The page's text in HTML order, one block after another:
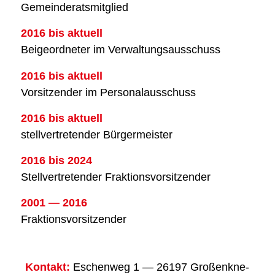
Gemein­de­rats­mit­glied
2016 bis aktu­ell
Bei­geord­ne­ter im Ver­wal­tungs­aus­schuss
2016 bis aktu­ell
Vor­sit­zen­der im Per­so­nal­aus­schuss
2016 bis aktu­ell
stell­ver­tre­ten­der Bür­ger­meis­ter
2016 bis 2024
Stell­ver­tre­ten­der Frak­ti­ons­vor­sit­zen­der
2001 — 2016
Frak­ti­ons­vor­sit­zen­der
Kon­takt: Eschen­weg 1 — 26197 Groß­enkne­